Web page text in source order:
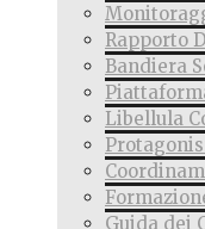
Rapporto
Bandiera
Libellula
Guida dei